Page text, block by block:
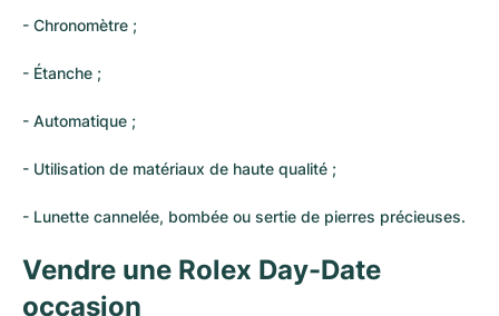
- Chronomètre ;
- Étanche ;
- Automatique ;
- Utilisation de matériaux de haute qualité ;
- Lunette cannelée, bombée ou sertie de pierres précieuses.
Vendre une Rolex Day-Date
occasion